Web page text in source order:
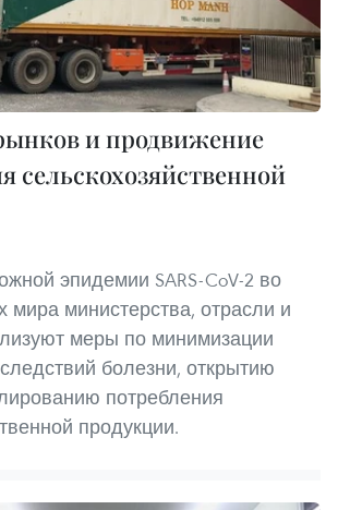
и продвижение
сельскохозяйственной
эпидемии SARS-CoV-2 во
мира министерства, отрасли и
меры по минимизации
болезни, открытию
потребления
продукции.